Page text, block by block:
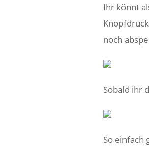
Ihr könnt
noch
Sobald ihr
So einfach